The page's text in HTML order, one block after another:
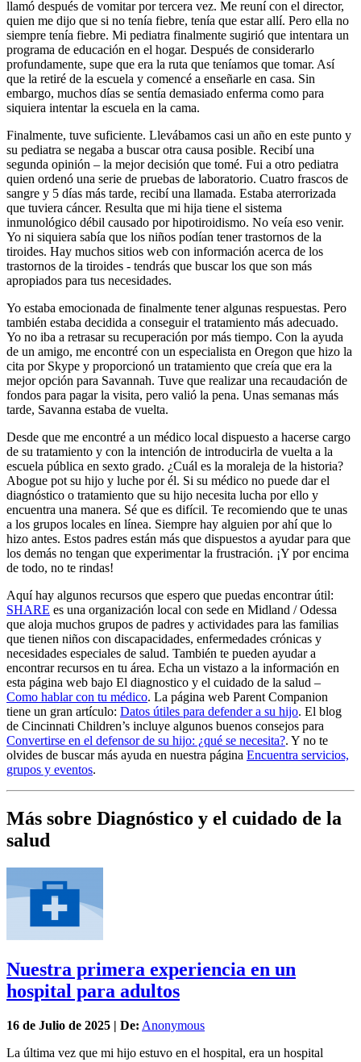
llamó después de vomitar por tercera vez. Me reuní con el director,
quien me dijo que si no tenía fiebre, tenía que estar allí. Pero ella no
siempre tenía fiebre. Mi pediatra finalmente sugirió que intentara un
programa de educación en el hogar. Después de considerarlo
profundamente, supe que era la ruta que teníamos que tomar. Así
que la retiré de la escuela y comencé a enseñarle en casa. Sin
embargo, muchos días se sentía demasiado enferma como para
siquiera intentar la escuela en la cama.
Finalmente, tuve suficiente. Llevábamos casi un año en este punto y
su pediatra se negaba a buscar otra causa posible. Recibí una
segunda opinión – la mejor decisión que tomé. Fui a otro pediatra
quien ordenó una serie de pruebas de laboratorio. Cuatro frascos de
sangre y 5 días más tarde, recibí una llamada. Estaba aterrorizada
que tuviera cáncer. Resulta que mi hija tiene el sistema
inmunológico débil causado por hipotiroidismo. No veía eso venir.
Yo ni siquiera sabía que los niños podían tener trastornos de la
tiroides. Hay muchos sitios web con información acerca de los
trastornos de la tiroides - tendrás que buscar los que son más
apropiados para tus necesidades.
Yo estaba emocionada de finalmente tener algunas respuestas. Pero
también estaba decidida a conseguir el tratamiento más adecuado.
Yo no iba a retrasar su recuperación por más tiempo. Con la ayuda
de un amigo, me encontré con un especialista en Oregon que hizo la
cita por Skype y proporcionó un tratamiento que creía que era la
mejor opción para Savannah. Tuve que realizar una recaudación de
fondos para pagar la visita, pero valió la pena. Unas semanas más
tarde, Savanna estaba de vuelta.
Desde que me encontré a un médico local dispuesto a hacerse cargo
de su tratamiento y con la intención de introducirla de vuelta a la
escuela pública en sexto grado. ¿Cuál es la moraleja de la historia?
Abogue pot su hijo y luche por él. Si su médico no puede dar el
diagnóstico o tratamiento que su hijo necesita lucha por ello y
encuentra una manera. Sé que es difícil. Te recomiendo que te unas
a los grupos locales en línea. Siempre hay alguien por ahí que lo
hizo antes. Estos padres están más que dispuestos a ayudar para que
los demás no tengan que experimentar la frustración. ¡Y por encima
de todo, no te rindas!
Aquí hay algunos recursos que espero que puedas encontrar útil:
SHARE es una organización local con sede en Midland / Odessa
que aloja muchos grupos de padres y actividades para las familias
que tienen niños con discapacidades, enfermedades crónicas y
necesidades especiales de salud. También te pueden ayudar a
encontrar recursos en tu área. Echa un vistazo a la información en
esta página web bajo El diagnostico y el cuidado de la salud –
Como hablar con tu médico. La página web Parent Companion
tiene un gran artículo: Datos útiles para defender a su hijo. El blog
de Cincinnati Children’s incluye algunos buenos consejos para
Convertirse en el defensor de su hijo: ¿qué se necesita?. Y no te
olvides de buscar más ayuda en nuestra página Encuentra servicios,
grupos y eventos.
Más sobre Diagnóstico y el cuidado de la
salud
Nuestra primera experiencia en un
hospital para adultos
16 de Julio de 2025 | De: Anonymous
La última vez que mi hijo estuvo en el hospital, era un hospital